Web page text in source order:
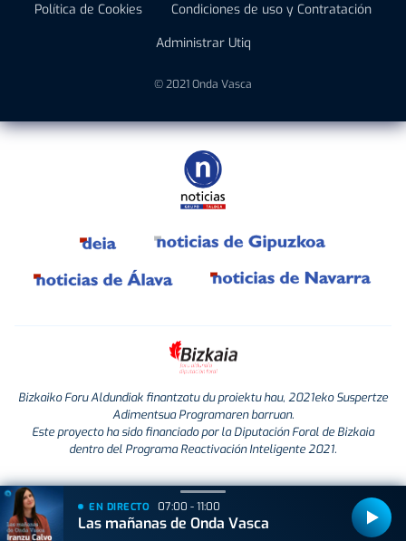
Política de Cookies
Condiciones de uso y Contratación
Administrar Utiq
© 2021 Onda Vasca
Bizkaiko Foru Aldundiak finantzatu du proiektu hau, 2021eko Suspertze
Adimentsua Programaren barruan.
Este proyecto ha sido financiado por la Diputación Foral de Bizkaia
dentro del Programa Reactivación Inteligente 2021.
EN DIRECTO 07:00 - 11:00
Las mañanas de Onda Vasca